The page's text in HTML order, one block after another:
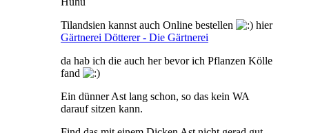
Tilandsien kannst auch Online bestellen
hier
Gärtnerei Dötterer - Die Gärtnerei
da hab ich die auch her bevor ich Pflanzen Kölle
fand
Ein dünner Ast lang schon, so das kein WA
darauf sitzen kann.